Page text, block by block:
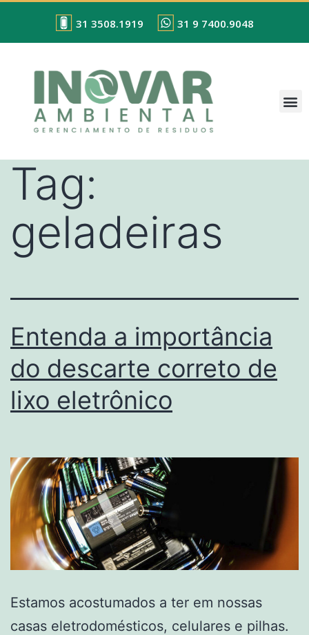
31 3508.1919 31 9 7400.9048
Tag:
geladeiras
Entenda a importância
do descarte correto de
lixo eletrônico
Estamos acostumados a ter em nossas
casas eletrodomésticos, celulares e pilhas.